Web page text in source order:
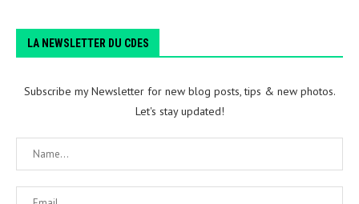
LA NEWSLETTER DU CDES
Subscribe my Newsletter for new blog posts, tips & new photos.
Let's stay updated!